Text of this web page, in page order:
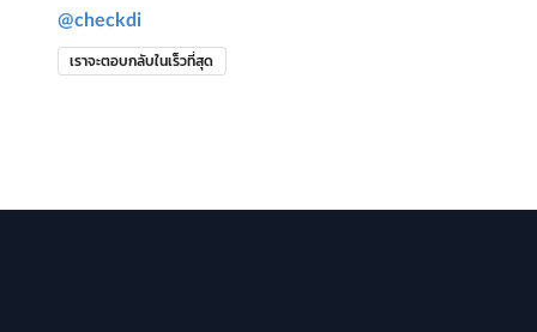
@checkdi
เราจะตอบกลับในเร็วที่สุด